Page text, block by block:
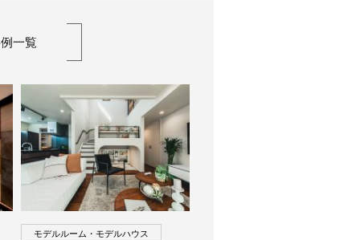
一覧
モデルルーム・モデルハウス